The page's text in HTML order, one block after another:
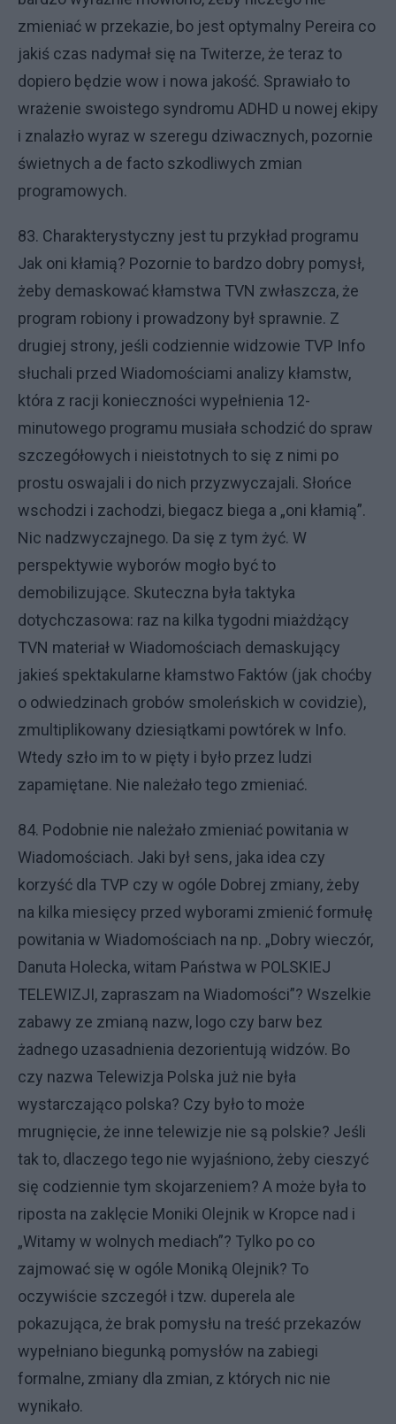
zmieniać w przekazie, bo jest optymalny Pereira co
jakiś czas nadymał się na Twiterze, że teraz to
dopiero będzie wow i nowa jakość. Sprawiało to
wrażenie swoistego syndromu ADHD u nowej ekipy
i znalazło wyraz w szeregu dziwacznych, pozornie
świetnych a de facto szkodliwych zmian
programowych.
83. Charakterystyczny jest tu przykład programu
Jak oni kłamią? Pozornie to bardzo dobry pomysł,
żeby demaskować kłamstwa TVN zwłaszcza, że
program robiony i prowadzony był sprawnie. Z
drugiej strony, jeśli codziennie widzowie TVP Info
słuchali przed Wiadomościami analizy kłamstw,
która z racji konieczności wypełnienia 12-
minutowego programu musiała schodzić do spraw
szczegółowych i nieistotnych to się z nimi po
prostu oswajali i do nich przyzwyczajali. Słońce
wschodzi i zachodzi, biegacz biega a „oni kłamią”.
Nic nadzwyczajnego. Da się z tym żyć. W
perspektywie wyborów mogło być to
demobilizujące. Skuteczna była taktyka
dotychczasowa: raz na kilka tygodni miażdżący
TVN materiał w Wiadomościach demaskujący
jakieś spektakularne kłamstwo Faktów (jak choćby
o odwiedzinach grobów smoleńskich w covidzie),
zmultiplikowany dziesiątkami powtórek w Info.
Wtedy szło im to w pięty i było przez ludzi
zapamiętane. Nie należało tego zmieniać.
84. Podobnie nie należało zmieniać powitania w
Wiadomościach. Jaki był sens, jaka idea czy
korzyść dla TVP czy w ogóle Dobrej zmiany, żeby
na kilka miesięcy przed wyborami zmienić formułę
powitania w Wiadomościach na np. „Dobry wieczór,
Danuta Holecka, witam Państwa w POLSKIEJ
TELEWIZJI, zapraszam na Wiadomości”? Wszelkie
zabawy ze zmianą nazw, logo czy barw bez
żadnego uzasadnienia dezorientują widzów. Bo
czy nazwa Telewizja Polska już nie była
wystarczająco polska? Czy było to może
mrugnięcie, że inne telewizje nie są polskie? Jeśli
tak to, dlaczego tego nie wyjaśniono, żeby cieszyć
się codziennie tym skojarzeniem? A może była to
riposta na zaklęcie Moniki Olejnik w Kropce nad i
„Witamy w wolnych mediach”? Tylko po co
zajmować się w ogóle Moniką Olejnik? To
oczywiście szczegół i tzw. duperela ale
pokazująca, że brak pomysłu na treść przekazów
wypełniano biegunką pomysłów na zabiegi
formalne, zmiany dla zmian, z których nic nie
wynikało.